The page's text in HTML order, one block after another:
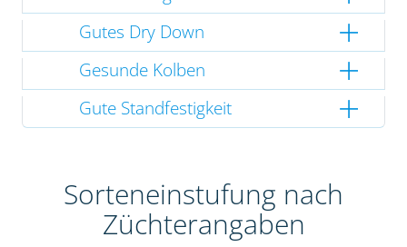
Gutes Dry Down
Gesunde Kolben
Gute Standfestigkeit
Sorteneinstufung nach
Züchterangaben